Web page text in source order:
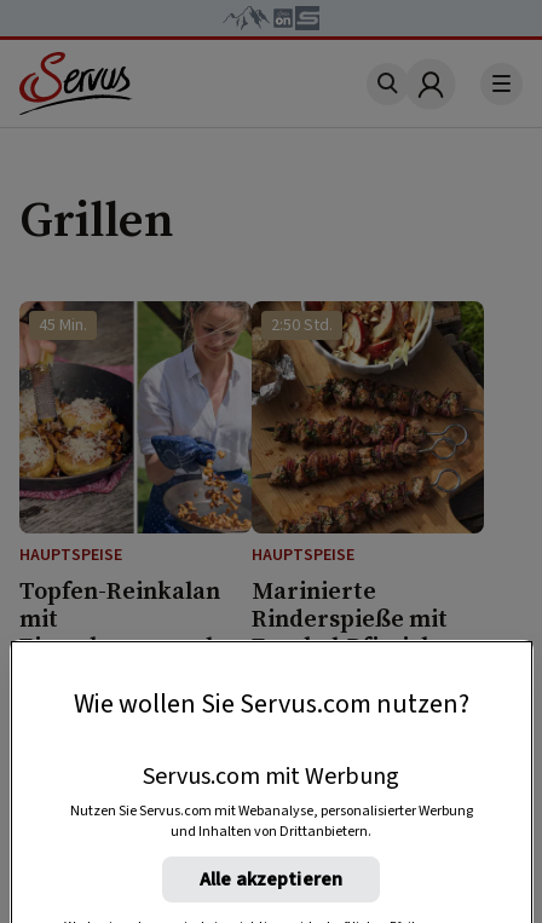
Account
Grillen
45 Min.
HAUPTSPEISE
Topfen-Reinkalan
mit
Eierschwammerln
2:50 Std.
HAUPTSPEISE
Marinierte
Rinderspieße mit
Fenchel-Pfirsich-
50 Min.Wie wollen Sie Servus.com nutzen?
Servus.com mit Werbung
Nutzen Sie Servus.com mit Webanalyse, personalisierter Werbung
und Inhalten von Drittanbietern.
Alle akzeptieren